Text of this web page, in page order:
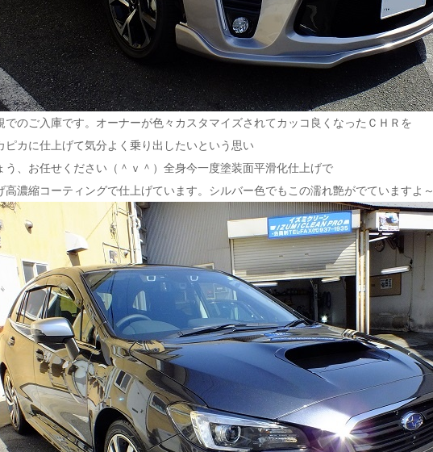
でのご入庫です。 オーナーが色々カスタマイズされてカッコ良くなったＣＨＲを
ピカに仕上げて気分よく乗り出したいという思い
う、お任せください（＾ｖ＾）全身今一度塗装面平滑化仕上げで
高濃縮コーティングで仕上げています。シルバー色でも この濡れ艶がでていますよ～